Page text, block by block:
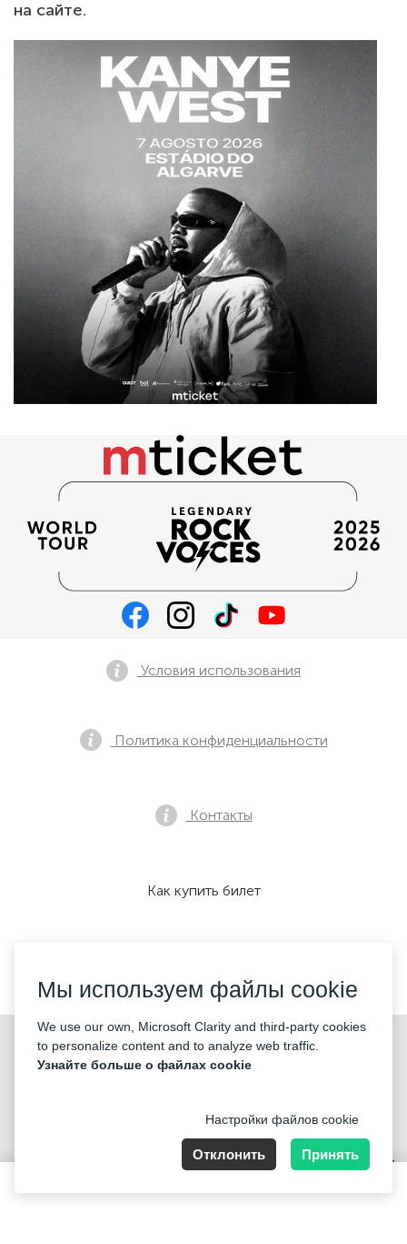
на сайте.
©2026 «KONTRAMARKA OÜ» Все права защищены
Условия использования
Политика конфиденциальности
Контакты
Как купить билет
Harju maakond, Tallinn, Kesklinna linnaosa, Pärnu mnt 139b, 11317
Мы используем файлы cookie
We use our own, Microsoft Clarity and third-party cookies
to personalize content and to analyze web traffic.
Узнайте больше о файлах cookie
Настройки файлов cookie
Отклонить Принять